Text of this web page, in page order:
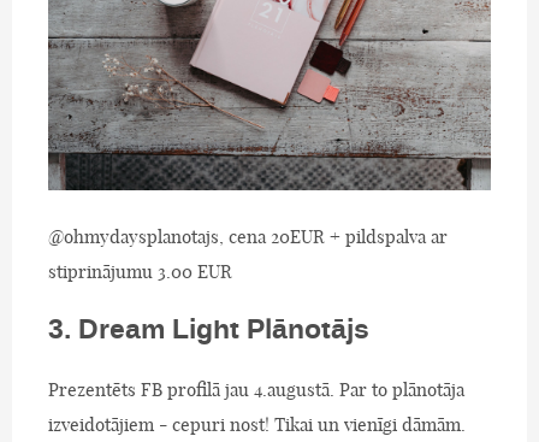
@ohmydaysplanotajs, cena 20EUR + pildspalva ar
stiprinājumu 3.00 EUR
3. Dream Light Plānotājs
Prezentēts FB profilā jau 4.augustā. Par to plānotāja
izveidotājiem - cepuri nost! Tikai un vienīgi dāmām.